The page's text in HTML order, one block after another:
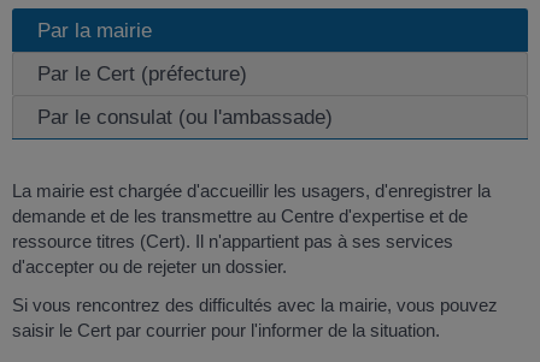
Par la mairie
Par le Cert (préfecture)
Par le consulat (ou l'ambassade)
La mairie est chargée d'accueillir les usagers, d'enregistrer la
demande et de les transmettre au Centre d'expertise et de
ressource titres (Cert). Il n'appartient pas à ses services
d'accepter ou de rejeter un dossier.
Si vous rencontrez des difficultés avec la mairie, vous pouvez
saisir le Cert par courrier pour l'informer de la situation.